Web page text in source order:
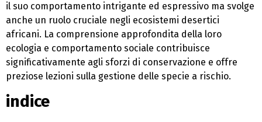
il suo comportamento intrigante ed espressivo ma svolge
anche un ruolo cruciale negli ecosistemi desertici
africani. La comprensione approfondita della loro
ecologia e comportamento sociale contribuisce
significativamente agli sforzi di conservazione e offre
preziose lezioni sulla gestione delle specie a rischio.
indice